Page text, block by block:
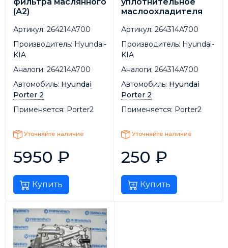
фильтра маслянного
(А2)
Артикул: 264214A700
Производитель: Hyundai-
KIA
Аналоги: 264214A700
Автомобиль: Hyundai
Porter 2
Применяется: Porter2
Уточняйте наличие
5950 ₽
Купить
уплотнительное
маслоохладителя
Артикул: 264314A700
Производитель: Hyundai-
KIA
Аналоги: 264314A700
Автомобиль: Hyundai
Porter 2
Применяется: Porter2
Уточняйте наличие
250 ₽
Купить